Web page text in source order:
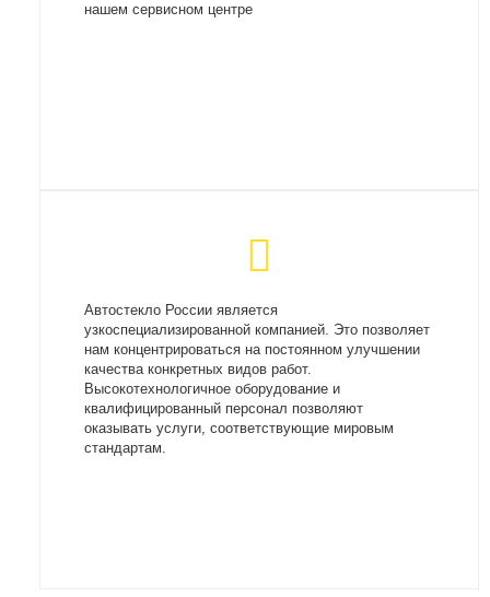
нашем сервисном центре
Автостекло России является
узкоспециализированной компанией. Это позволяет
нам концентрироваться на постоянном улучшении
качества конкретных видов работ.
Высокотехнологичное оборудование и
квалифицированный персонал позволяют
оказывать услуги, соответствующие мировым
стандартам.